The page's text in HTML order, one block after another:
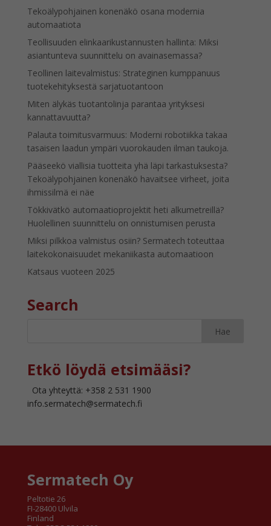
Tekoälypohjainen konenäkö osana modernia
automaatiota
Teollisuuden elinkaarikustannusten hallinta: Miksi
asiantunteva suunnittelu on avainasemassa?
Teollinen laitevalmistus: Strateginen kumppanuus
tuotekehityksestä sarjatuotantoon
Miten älykäs tuotantolinja parantaa yrityksesi
kannattavuutta?
Palauta toimitusvarmuus: Moderni robotiikka takaa
tasaisen laadun ympäri vuorokauden ilman taukoja.
Pääseekö viallisia tuotteita yhä läpi tarkastuksesta?
Tekoälypohjainen konenäkö havaitsee virheet, joita
ihmissilmä ei näe
Tökkivätkö automaatioprojektit heti alkumetreillä?
Huolellinen suunnittelu on onnistumisen perusta
Miksi pilkkoa valmistus osiin? Sermatech toteuttaa
laitekokonaisuudet mekaniikasta automaatioon
Katsaus vuoteen 2025
Search
Etkö löydä etsimääsi?
Ota yhteyttä: +358 2 531 1900
info.sermatech@sermatech.fi
Sermatech Oy
Peltotie 26
FI-28400 Ulvila
Finland